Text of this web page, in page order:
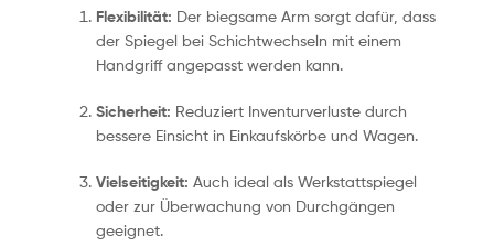
Flexibilität: Der biegsame Arm sorgt dafür, dass
der Spiegel bei Schichtwechseln mit einem
Handgriff angepasst werden kann.
Sicherheit: Reduziert Inventurverluste durch
bessere Einsicht in Einkaufskörbe und Wagen.
Vielseitigkeit: Auch ideal als Werkstattspiegel
oder zur Überwachung von Durchgängen
geeignet.